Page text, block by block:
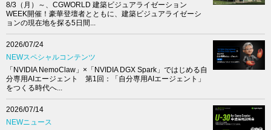
8/3（月）～、CGWORLD 建築ビジュアライゼーション
WEEK開催！豪華登壇者とともに、建築ビジュアライゼーシ
ョンの現在地を探る5日間...
2026/07/24
NEWスペシャルコンテンツ
「NVIDIA NemoClaw」×「NVIDIA DGX Spark」ではじめる自
分専用AIエージェント 第1回：「自分専用AIエージェント」
をつくる時代へ...
2026/07/14
NEWニュース